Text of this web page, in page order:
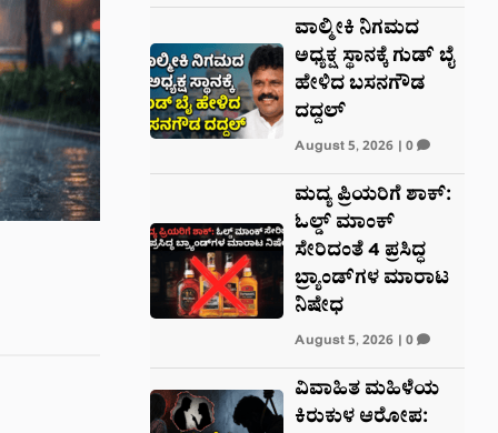
ವಾಲ್ಮೀಕಿ ನಿಗಮದ
ಅಧ್ಯಕ್ಷ ಸ್ಥಾನಕ್ಕೆ ಗುಡ್‌ ಬೈ
ಹೇಳಿದ ಬಸನಗೌಡ
ದದ್ದಲ್
August 5, 2026| 0
ಮದ್ಯ ಪ್ರಿಯರಿಗೆ ಶಾಕ್:
ಓಲ್ಡ್ ಮಾಂಕ್
ಸೇರಿದಂತೆ 4 ಪ್ರಸಿದ್ಧ
ಬ್ರ್ಯಾಂಡ್‌ಗಳ ಮಾರಾಟ
ನಿಷೇಧ
August 5, 2026| 0
ವಿವಾಹಿತ ಮಹಿಳೆಯ
ಕಿರುಕುಳ ಆರೋಪ: